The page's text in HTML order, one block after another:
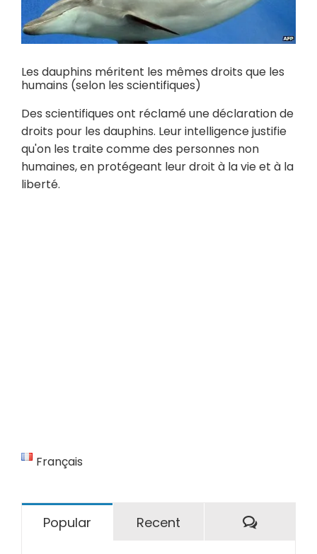
Les dauphins méritent les mêmes droits que les
humains (selon les scientifiques)
Des scientifiques ont réclamé une déclaration de
droits pour les dauphins. Leur intelligence justifie
qu'on les traite comme des personnes non
humaines, en protégeant leur droit à la vie et à la
liberté.
Français
Popular Recent